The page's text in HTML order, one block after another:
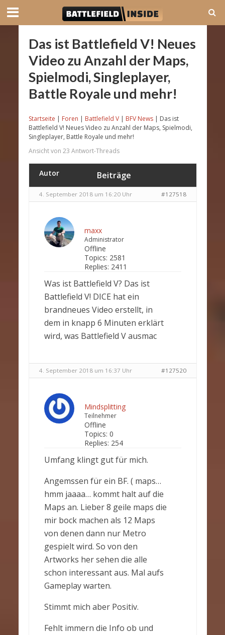
Das ist Battlefield V! Neues
Video zu Anzahl der Maps,
Spielmodi, Singleplayer,
Battle Royale und mehr!
Startseite | Foren | Battlefield V | BFV News | Das ist
Battlefield V! Neues Video zu Anzahl der Maps, Spielmodi,
Singleplayer, Battle Royale und mehr!
Ansicht von 23 Antwort-Threads
Autor Beiträge
4. September 2018 um 16:20 Uhr #127518
maxx
Administrator
Offline
Topics: 2581
Replies: 2411
Was ist Battlefield V? Das ist
Battlefield V! DICE hat ein
brandneues Video erstellt, in
dem in knapp 6 Minuten erklärt
wird, was Battlefield V ausmac
4. September 2018 um 16:37 Uhr #127520
Mindsplitting
Teilnehmer
Offline
Topics: 0
Replies: 254
Umfang klingt gut für mich.
Angemssen für ein BF. ( maps…
hmm jaaaa… kommt halt auf die
Maps an. Lieber 8 geile maps die
mir bock machen als 12 Maps
von denen dann nur Metro
gespielt wird. So von den
Artworks her sehen die alle
schon interessant aus. Mal aufs
Gameplay warten.
Stimmt mich aber Positiv.
Fehlt immern die Info ob und